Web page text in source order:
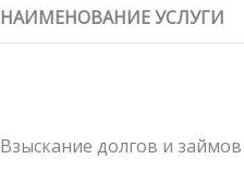
НАИМЕНОВАНИЕ УСЛУГИ
Взыскание долгов и